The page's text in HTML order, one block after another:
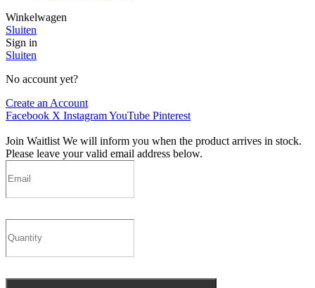
Winkelwagen
Sluiten
Sign in
Sluiten
No account yet?
Create an Account
Facebook X InstagramYouTube Pinterest
Join Waitlist We will inform you when the product arrives in stock.
Please leave your valid email address below.